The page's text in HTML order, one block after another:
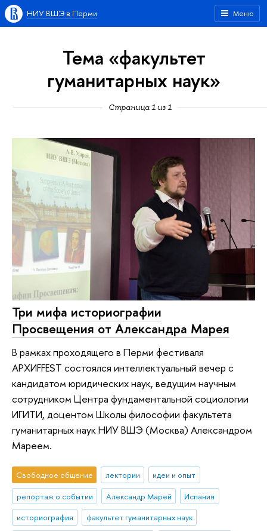
Меню
НИУ ВШЭ в Перми
Тема «факультет
гуманитарных наук»
Страница 1 из 1
Три мифа историографии
Просвещения от Александра Марея
В рамках проходящего в Перми фестиваля
АРХИFFEST состоялся интеллектуальный вечер с
кандидатом юридических наук, ведущим научным
сотрудником Центра фундаментальной социологии
ИГИТИ, доцентом Школы философии факультета
гуманитарных наук НИУ ВШЭ (Москва) Александром
Мареем.
Свободное общение лектории
идеи и опыт
репортаж о событии
Александр Марей
Испания
историография
факультет гуманитарных наук